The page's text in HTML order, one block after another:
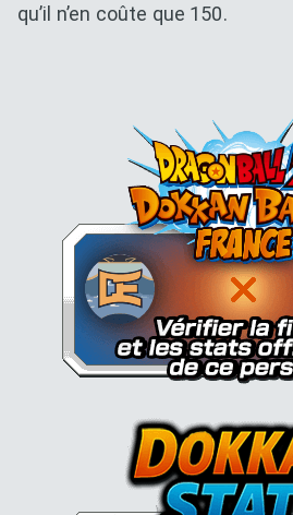
qu’il n’en coûte que 150.